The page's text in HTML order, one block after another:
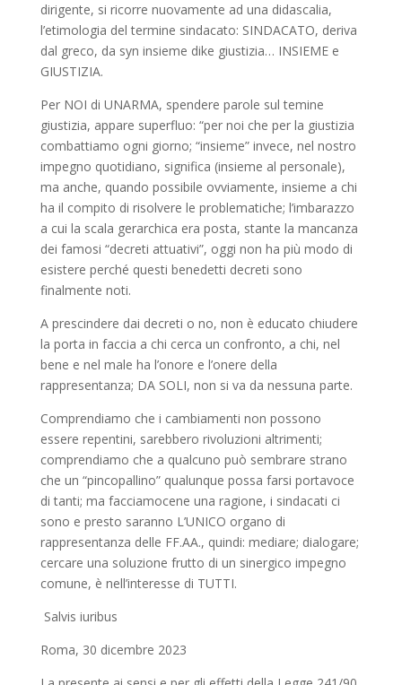
dirigente, si ricorre nuovamente ad una didascalia,
l’etimologia del termine sindacato: SINDACATO, deriva
dal greco, da syn insieme dike giustizia… INSIEME e
GIUSTIZIA.
Per NOI di UNARMA, spendere parole sul temine
giustizia, appare superfluo: “per noi che per la giustizia
combattiamo ogni giorno; “insieme” invece, nel nostro
impegno quotidiano, significa (insieme al personale),
ma anche, quando possibile ovviamente, insieme a chi
ha il compito di risolvere le problematiche; l’imbarazzo
a cui la scala gerarchica era posta, stante la mancanza
dei famosi “decreti attuativi”, oggi non ha più modo di
esistere perché questi benedetti decreti sono
finalmente noti.
A prescindere dai decreti o no, non è educato chiudere
la porta in faccia a chi cerca un confronto, a chi, nel
bene e nel male ha l’onore e l’onere della
rappresentanza; DA SOLI, non si va da nessuna parte.
Comprendiamo che i cambiamenti non possono
essere repentini, sarebbero rivoluzioni altrimenti;
comprendiamo che a qualcuno può sembrare strano
che un “pincopallino” qualunque possa farsi portavoce
di tanti; ma facciamocene una ragione, i sindacati ci
sono e presto saranno L’UNICO organo di
rappresentanza delle FF.AA., quindi: mediare; dialogare;
cercare una soluzione frutto di un sinergico impegno
comune, è nell’interesse di TUTTI.
Salvis iuribus
Roma, 30 dicembre 2023